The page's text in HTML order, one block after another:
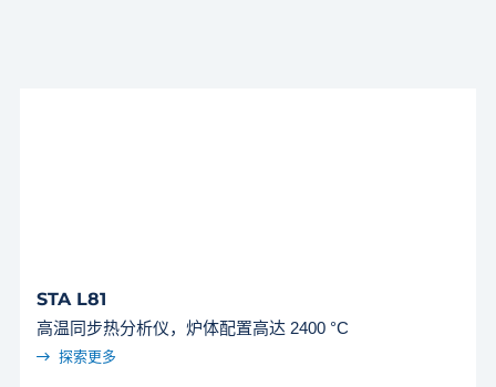
STA L81
高温同步热分析仪，炉体配置高达 2400 °C
探索更多